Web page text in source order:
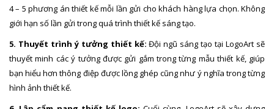
4 – 5 phương án thiết kế mỗi lần gửi cho khách hàng lựa chọn. Không
giới hạn số lần gửi trong quá trình thiết kế sáng tạo.
5. Thuyết trình ý tưởng thiết kế:Đội ngũ sáng tạo tại LogoArt sẽ
thuyết minh các ý tưởng được gửi gắm trong từng mẫu thiết kế, giúp
bạn hiểu hơn thông điệp được lồng ghép cũng như ý nghĩa trong từng
hình ảnh thiết kế.